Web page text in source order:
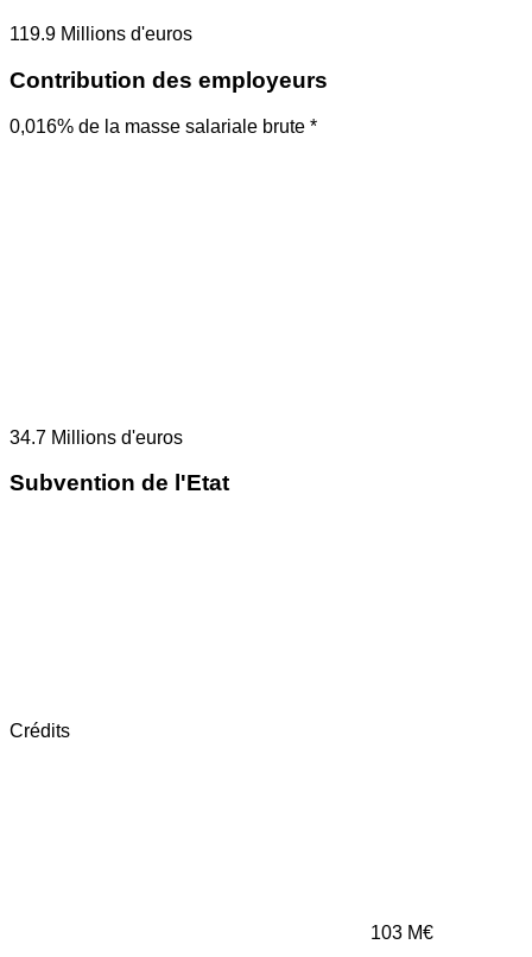
119.9 Millions d'euros
Contribution des employeurs
0,016% de la masse salariale brute *
34.7 Millions d'euros
Subvention de l'Etat
Crédits
103 M€